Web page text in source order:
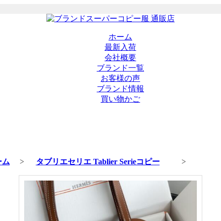
ホーム
最新入荷
会社概要
ブランド一覧
お客様の声
ブランド情報
買い物かご
ム > タブリエセリエ Tablier Serieコピー >